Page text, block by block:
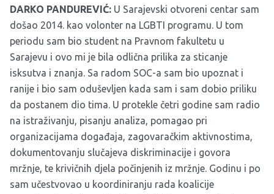
DARKO PANDUREVIĆ: U Sarajevski otvoreni centar sam
došao 2014. kao volonter na LGBTI programu. U tom
periodu sam bio student na Pravnom fakultetu u
Sarajevu i ovo mi je bila odlična prilika za sticanje
isksutva i znanja. Sa radom SOC-a sam bio upoznat i
ranije i bio sam oduševljen kada sam i sam dobio priliku
da postanem dio tima. U protekle četri godine sam radio
na istraživanju, pisanju analiza, pomagao pri
organizacijama događaja, zagovaračkim aktivnostima,
dokumentovanju slučajeva diskriminacije i govora
mržnje, te krivičnih djela počinjenih iz mržnje. Godinu i po
sam učestvovao u koordiniranju rada koalicije